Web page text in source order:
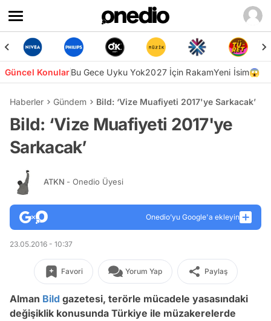
Güncel KonularBu Gece Uyku Yok2027 İçin RakamYeni İsim😱
Haberler Gündem Bild: ‘Vize Muafiyeti 2017'ye Sarkacak’
Bild: ‘Vize Muafiyeti 2017'ye
Sarkacak’
ATKN - Onedio Üyesi
Onedio’yu Google'a ekleyin
23.05.2016 - 10:37
Favori Yorum Yap Paylaş
Alman Bild gazetesi, terörle mücadele yasasındaki
değişiklik konusunda Türkiye ile müzakerelerde